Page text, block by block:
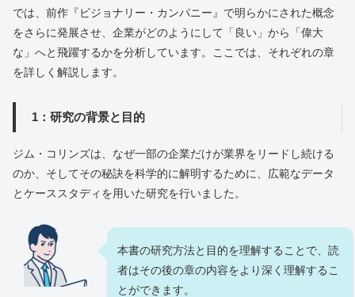
では、前作『ビジョナリー・カンパニー』で明らかにされた概念
をさらに発展させ、企業がどのようにして「良い」から「偉大
な」へと飛躍するかを分析しています。ここでは、それぞれの章
を詳しく解説します。
1：研究の背景と目的
ジム・コリンズは、なぜ一部の企業だけが業界をリードし続ける
のか、そしてその秘訣を科学的に解明するために、広範なデータ
とケーススタディを用いた研究を行いました。
本書の研究方法と目的を理解することで、読
者はその後の章の内容をより深く理解するこ
とができます。